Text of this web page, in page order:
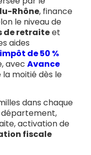
Rhône, finance
le niveau de
de retraiteet
aides
de 50 %
avec Avance
moitié dès le
dans chaque
département,
activation de
fiscale